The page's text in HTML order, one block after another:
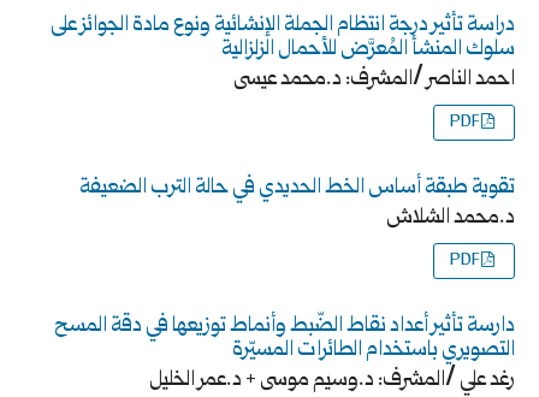
دراسة تأثير درجة انتظام الجملة الإنشائية ونوع مادة الجوائز على
سلوك المنشأ المُعرَّض للأحمال الزلزالية
احمد الناصر /المشرف: د.محمد عيسى
PDF
تقوية طبقة أساس الخط الحديدي في حالة الترب الضعيفة
د.محمد الشلاش
PDF
دارسة تأثير أعداد نقاط الضّبط وأنماط توزيعها في دقة المسح
التصويري باستخدام الطائرات المسيّرة
رغد علي /المشرف: د.وسيم موسى + د.عمر الخليل